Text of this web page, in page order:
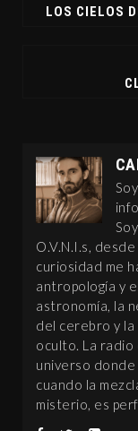
O.V.N.I.s,
curiosidad me
antropología y
astronomía, la
del cerebro y la
oculto. La radio
universo donde
cuando la
misterio, es